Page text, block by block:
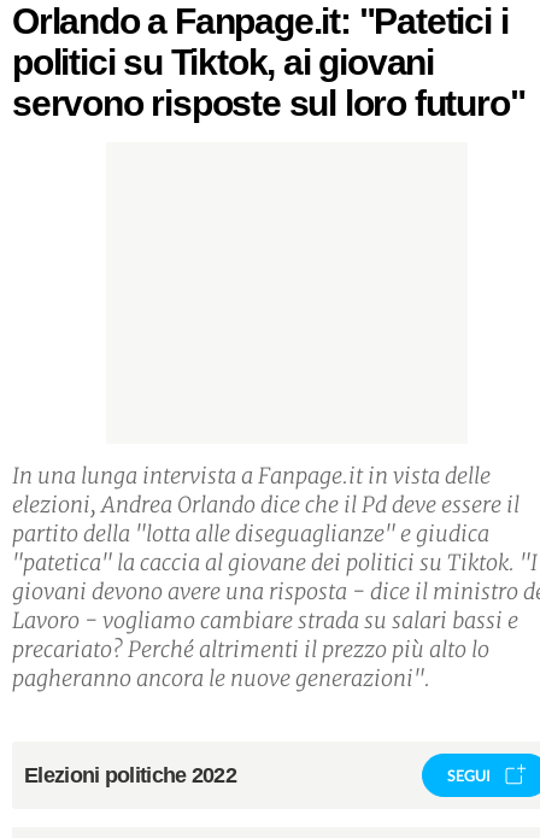
Orlando a Fanpage.it: "Patetici i
politici su Tiktok, ai giovani
servono risposte sul loro futuro"
In una lunga intervista a Fanpage.it in vista delle
elezioni, Andrea Orlando dice che il Pd deve essere il
partito della "lotta alle diseguaglianze" e giudica
"patetica" la caccia al giovane dei politici su Tiktok. "I
giovani devono avere una risposta - dice il ministro
Lavoro - vogliamo cambiare strada su salari bassi e
precariato? Perché altrimenti il prezzo più alto lo
pagheranno ancora le nuove generazioni".
Elezioni politiche 2022 SEGUI